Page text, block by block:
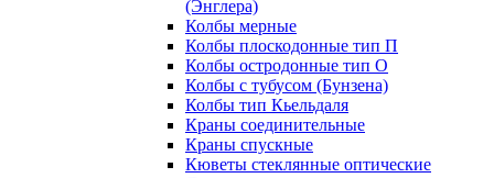
(Энглера)
Колбы мерные
Колбы плоскодонные тип П
Колбы остродонные тип О
Колбы с тубусом (Бунзена)
Колбы тип Кьельдаля
Краны соединительные
Краны спускные
Кюветы стеклянные оптические